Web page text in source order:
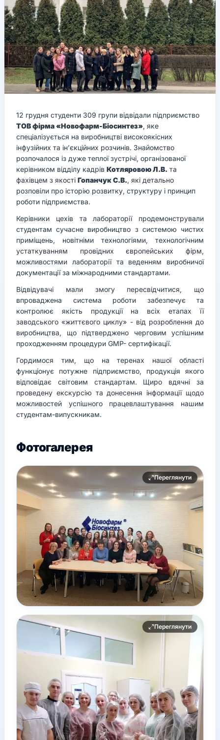
12 грудня студенти 309 групи відвідали підприємство
ТОВ фірма «Новофарм-Біосинтез», яке
спеціалізується на виробництві високоякісних
інфузійних та ін’єкційних розчинів. Знайомство
розпочалося із дуже теплої зустрічі, організованої
керівником відділу кадрів Котляровою Л.В. та
фахівцем з якості Гопанчук С.В., які детально
розповіли про історію розвитку, структуру і принцип
роботи підприємства.
Керівники цехів та лабораторії продемонстрували
студентам сучасне виробництво з системою чистих
приміщень, новітніми технологіями, технологічним
устаткуванням провідних європейських фірм,
можливостями лабораторії та веденням виробничої
документації за міжнародними стандартами.
Відвідувачі мали змогу пересвідчитися, що
впроваджена система роботи забезпечує та
контролює якість продукції на всіх етапах її
заводського «життєвого циклу» - від розроблення до
виробництва, що підтверджено черговим успішним
проходженням процедури GMP- сертифікації.
Гордимося тим, що на теренах нашої області
функціонує потужне підприємство, продукція якого
відповідає світовим стандартам. Щиро вдячні за
проведену екскурсію та донесення інформації щодо
можливостей успішного працевлаштування нашим
студентам-випускникам.
Фотогалерея
Переглянути
Переглянути